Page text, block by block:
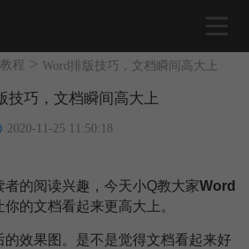
程 > Word排版技巧，文档瞬间高大上
技巧，文档瞬间高大上
2020-11-25 11:50:18
者的阅读兴趣，今天小Q教大家Word
的文档看起来更高大上。
效果图。是不是觉得文档看起来好